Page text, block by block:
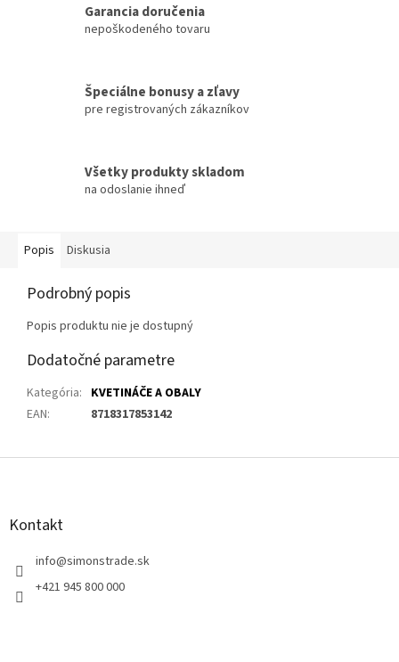
Garancia doručenia
nepoškodeného tovaru
Špeciálne bonusy a zľavy
pre registrovaných zákazníkov
Všetky produkty skladom
na odoslanie ihneď
Popis Diskusia
Podrobný popis
Popis produktu nie je dostupný
Dodatočné parametre
Kategória: KVETINÁČE A OBALY
EAN: 8718317853142
Z
Kontakt
info@simonstrade.sk
+421 945 800 000